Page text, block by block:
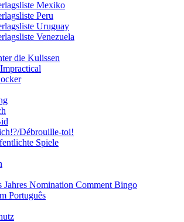
Mexiko
Peru
Uruguay
Venezuela
die Kulissen
Débrouille-toi!
Spiele
Jahres Nomination Comment Bingo
Português